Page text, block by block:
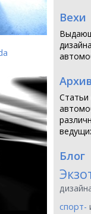
Вехи
Статьи
Блог
спорт-